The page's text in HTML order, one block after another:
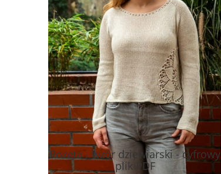
Rozeta - wzór dziewiarski - cyfrowy
plik PDF